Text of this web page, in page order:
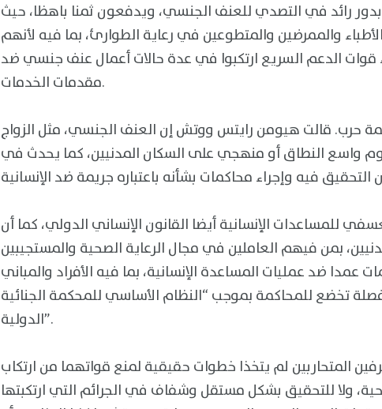
رائد في التصدي للعنف الجنسي، ويدفعون ثمنا باهظا، حيث
والممرضين والمتطوعين في رعاية الطوارئ، بما فيه لأنهم
قوات الدعم السريع ارتكبوا في عدة حالات أعمال عنف جنسي ضد
مقدمات الخدمات.
حرب. قالت هيومن رايتس ووتش إن العنف الجنسي، مثل الزواج
واسع النطاق أو منهجي على السكان المدنيين، كما يحدث في
للمساعدات الإنسانية أيضا القانون الإنساني الدولي، كما أن
بمن فيهم العاملين في مجال الرعاية الصحية والمستجيبين
عمدا ضد عمليات المساعدة الإنسانية، بما فيه الأفراد والمباني
تخضع للمحاكمة بموجب “النظام الأساسي للمحكمة الجنائية
الدولية”.
المتحاربين لم يتخذا خطوات حقيقية لمنع قواتهما من ارتكاب
ولا للتحقيق بشكل مستقل وشفاف في الجرائم التي ارتكبتها